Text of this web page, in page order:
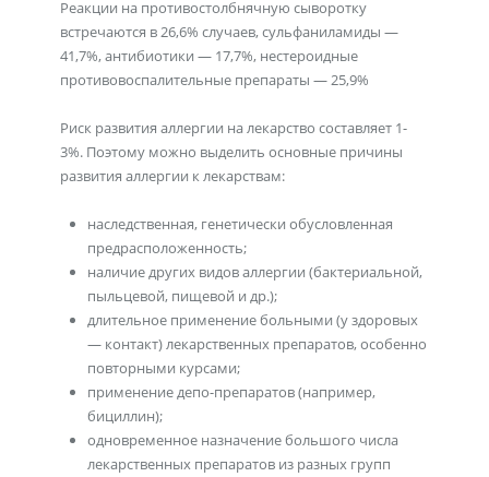
Реакции на противостолбнячную сыворотку
встречаются в 26,6% случаев, сульфаниламиды —
41,7%, антибиотики — 17,7%, нестероидные
противовоспалительные препараты — 25,9%
Риск развития аллергии на лекарство составляет 1-
3%. Поэтому можно выделить основные причины
развития аллергии к лекарствам:
наследственная, генетически обусловленная
предрасположенность;
наличие других видов аллергии (бактериальной,
пыльцевой, пищевой и др.);
длительное применение больными (у здоровых
— контакт) лекарственных препаратов, особенно
повторными курсами;
применение депо-препаратов (например,
бициллин);
одновременное назначение большого числа
лекарственных препаратов из разных групп